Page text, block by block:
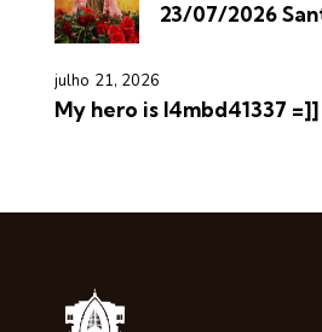
23/07/2026
julho 21, 2026
My hero is l4mbd41337 =]]